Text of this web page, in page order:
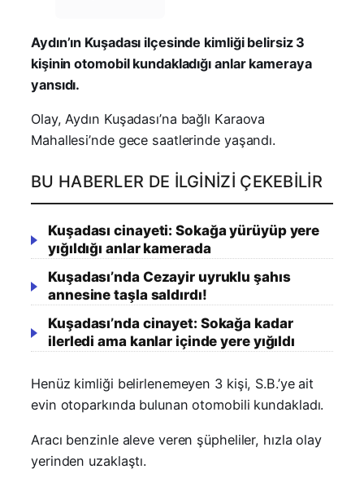
Aydın’ın Kuşadası ilçesinde kimliği belirsiz 3
kişinin otomobil kundakladığı anlar kameraya
yansıdı.
Olay, Aydın Kuşadası’na bağlı Karaova
Mahallesi’nde gece saatlerinde yaşandı.
BU HABERLER DE İLGINIZI ÇEKEBILIR
Kuşadası cinayeti: Sokağa yürüyüp yere
yığıldığı anlar kamerada
Kuşadası’nda Cezayir uyruklu şahıs
annesine taşla saldırdı!
Kuşadası’nda cinayet: Sokağa kadar
ilerledi ama kanlar içinde yere yığıldı
Henüz kimliği belirlenemeyen 3 kişi, S.B.’ye ait
evin otoparkında bulunan otomobili kundakladı.
Aracı benzinle aleve veren şüpheliler, hızla olay
yerinden uzaklaştı.